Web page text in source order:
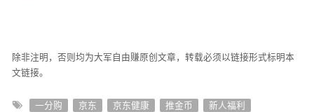
除非注明，否则均为大军自由赚原创文章，转载必须以链接形式标明本
文链接。
一分购 京东 京东健康 推金币 新人福利